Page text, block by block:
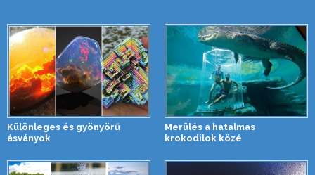
Különleges és gyönyörű
ásványok
Merülés a hatalmas
krokodilok közé